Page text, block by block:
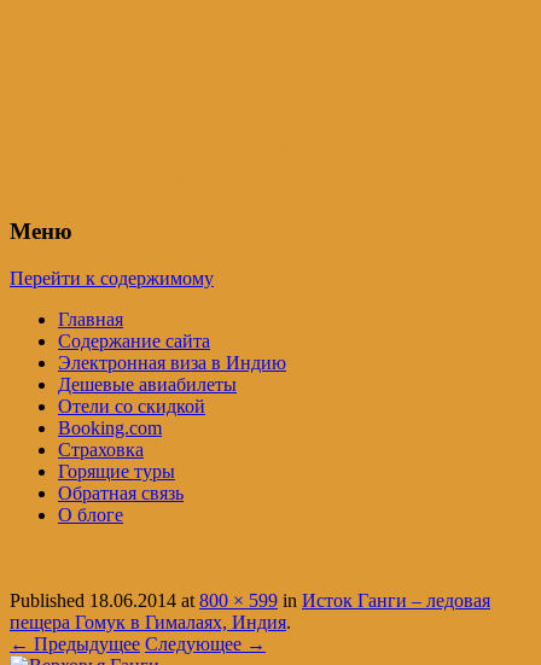
Меню
Перейти к содержимому
Главная
Содержание сайта
Электронная виза в Индию
Дешевые авиабилеты
Отели со скидкой
Booking.com
Страховка
Горящие туры
Обратная связь
О блоге
Published 18.06.2014 at800 × 599 in Исток Ганги – ледовая
пещера Гомук в Гималаях, Индия.
← Предыдущее Следующее →